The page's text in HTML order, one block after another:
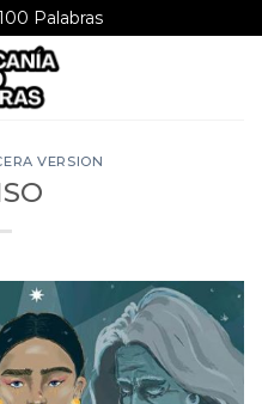
Palabras
VERSION